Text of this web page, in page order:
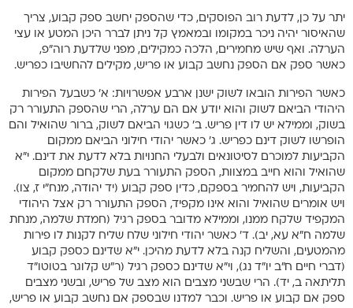
יתר על כן, לדעת רוב הפוסקים, כדי שהספק יחשב ספק קבוע, צריך
שהאיסור יהיה ניכר במקומו ובמאמץ קל ניתן לברר היכן המטע או עצי
הערלה. ואף שיש מחמירים, הלכה כמקילים, מפני שלדעת רוה”פ,
כאשר ספק אם הספק נחשב קבוע או פריש, מקילים להחשיבו כפריש.
כאשר הפירות הובאו לשוק ישנן ארבע אפשרויות: א’ כשבעל הפירות
היהודי הביאם לשוק והוא יודע אם הם ערלה, הרי שהספק התעורר רק
בשוק, וממילא יש לו דין פריש. ב’ כשגוי הביאם לשוק, ברור שהואיל והם
הופרשו לשוק דינם כפריש. ג’ כאשר יהודי חילוני הביאם ממקום
הקביעות למוכרם לסיטונאים ולבעלי החנויות בלא לדעת את דינם. י”א
שהואיל והוא חייב במצוות, הספק התעורר בעת שלקחם ממקום
הקביעות, ויש להחמיר בספקם, כדין ספק קבוע (יד יהודה, מנח”י ז, צו).
ויש אומרים שהואיל והוא אינו מקפיד, הספק התעורר רק אצל היהודי
המקפיד שלקח ממנו, וממילא מדובר בספק רגיל (חמדת שלמה, מנחת
שלמה ח”א עא, יב). ד’ כאשר יהודי חילוני שלח שליח לקנות לו פירות
מהמטעים, והשליח קנה בלא לדעת מהיכן. י”א שדינם כספק קבוע
(דברי חיים ח”ב יו”ד נג), וי”א שדינם כספק רגיל (ר”ש קלוגר בטוטו”ד
תליתאה ב, יד). הרי שבשני מצבים הוא מצב של פריש, ובשני מצבים
ספק אם קבוע או פריש. וכבר למדנו שבספק אם נחשב קבוע או פריש,